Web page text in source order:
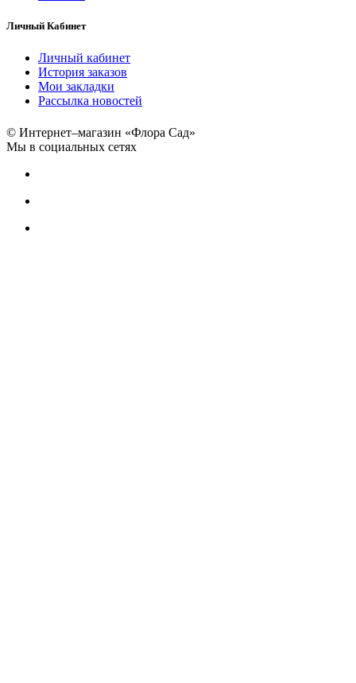
Личный Кабинет
Личный кабинет
История заказов
Мои закладки
Рассылка новостей
© Интернет–магазин «Флора Сад»
Мы в социальных сетях